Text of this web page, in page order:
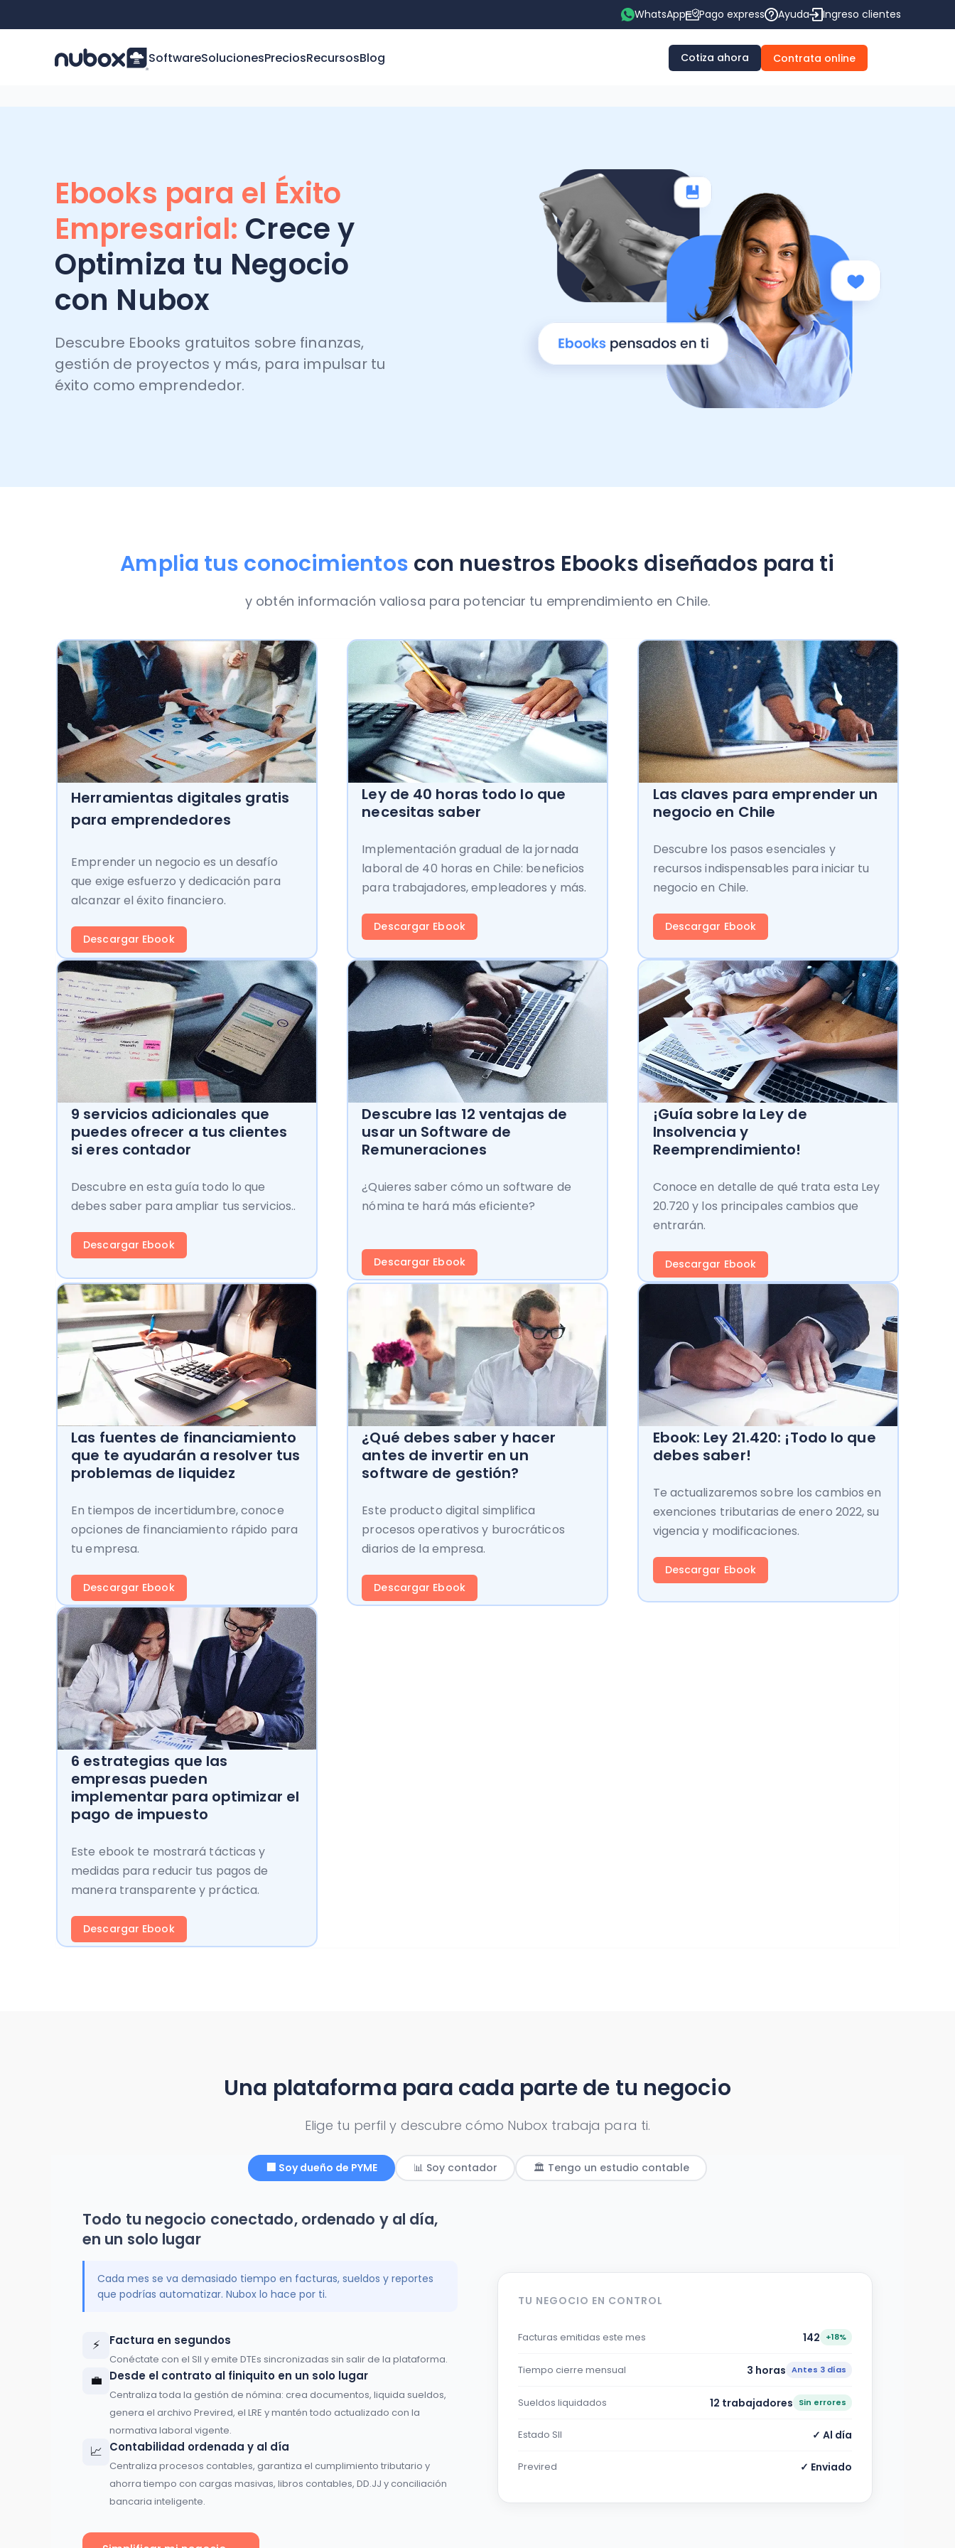
WhatsApp Pago express Ayuda Ingreso clientes
SoftwareSolucionesPreciosRecursosBlog Cotiza ahora Contrata online
Ebooks para el Éxito
Empresarial: Crece y
Optimiza tu Negocio
con Nubox
Descubre Ebooks gratuitos sobre finanzas,
gestión de proyectos y más, para impulsar tu
éxito como emprendedor.
Amplia tus conocimientos con nuestros Ebooks diseñados para ti
y obtén información valiosa para potenciar tu emprendimiento en Chile.
Herramientas digitales gratis
para emprendedores
Emprender un negocio es un desafío
que exige esfuerzo y dedicación para
alcanzar el éxito financiero.
Descargar Ebook
Ley de 40 horas todo lo que
necesitas saber
Implementación gradual de la jornada
laboral de 40 horas en Chile: beneficios
para trabajadores, empleadores y más.
Descargar Ebook
Las claves para emprender un
negocio en Chile
Descubre los pasos esenciales y
recursos indispensables para iniciar tu
negocio en Chile.
Descargar Ebook
9 servicios adicionales que
puedes ofrecer a tus clientes
si eres contador
Descubre en esta guía todo lo que
debes saber para ampliar tus servicios..
Descargar Ebook
Descubre las 12 ventajas de
usar un Software de
Remuneraciones
¿Quieres saber cómo un software de
nómina te hará más eficiente?
Descargar Ebook
¡Guía sobre la Ley de
Insolvencia y
Reemprendimiento!
Conoce en detalle de qué trata esta Ley
20.720 y los principales cambios que
entrarán.
Descargar Ebook
Las fuentes de financiamiento
que te ayudarán a resolver tus
problemas de liquidez
En tiempos de incertidumbre, conoce
opciones de financiamiento rápido para
tu empresa.
Descargar Ebook
¿Qué debes saber y hacer
antes de invertir en un
software de gestión?
Este producto digital simplifica
procesos operativos y burocráticos
diarios de la empresa.
Descargar Ebook
Ebook: Ley 21.420: ¡Todo lo que
debes saber!
Te actualizaremos sobre los cambios en
exenciones tributarias de enero 2022, su
vigencia y modificaciones.
Descargar Ebook
6 estrategias que las
empresas pueden
implementar para optimizar el
pago de impuesto
Este ebook te mostrará tácticas y
medidas para reducir tus pagos de
manera transparente y práctica.
Descargar Ebook
Una plataforma para cada parte de tu negocio
Elige tu perfil y descubre cómo Nubox trabaja para ti.
🏢 Soy dueño de PYME 📊 Soy contador 🏛️ Tengo un estudio contable
Todo tu negocio conectado, ordenado y al día,
en un solo lugar
Cada mes se va demasiado tiempo en facturas, sueldos y reportes
que podrías automatizar. Nubox lo hace por ti.
⚡ Factura en segundos
Conéctate con el SII y emite DTEs sincronizadas sin salir de la plataforma.
💼 Desde el contrato al finiquito en un solo lugar
Centraliza toda la gestión de nómina: crea documentos, liquida sueldos,
genera el archivo Previred, el LRE y mantén todo actualizado con la
normativa laboral vigente.
📈 Contabilidad ordenada y al día
Centraliza procesos contables, garantiza el cumplimiento tributario y
ahorra tiempo con cargas masivas, libros contables, DD.JJ y conciliación
bancaria inteligente.
TU NEGOCIO EN CONTROL
Facturas emitidas este mes 142 +18%
Tiempo cierre mensual 3 horas Antes 3 días
Sueldos liquidados 12 trabajadores Sin errores
Estado SII ✓ Al día
Previred ✓ Enviado